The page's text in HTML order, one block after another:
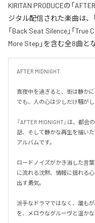
KIRITAN PRODUCEの「
ジタル配信された楽曲は、「
「Back Seat Silence」「True
More Step」を含む全8曲と
AFTER MIDNIGHT
真夜中を過ぎると、街は静かに
でも、人の心は少しだけ騒がし
『AFTER MIDNIGHT』は、都
話、そして静かな再生を描い
アルバムです。
ロードノイズがかき消した言
に流れる沈黙、情報に揺れる
出す勇気。
派手なドラマではなく、誰もが
を、メロウなグルーヴと温か